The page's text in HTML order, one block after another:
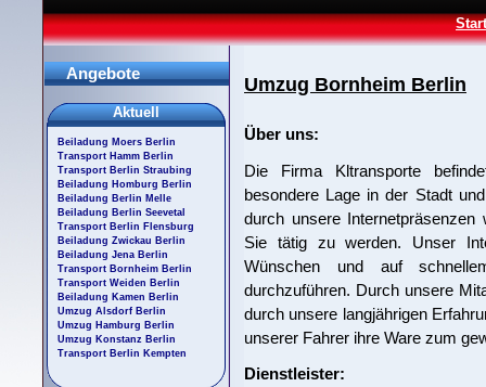
Umzug Bornheim Berlin
Über uns:
Die Firma Kltransporte
besondere Lage in der Stadt
durch unsere
Sie tätig zu werden. Unser
Wünschen und auf
durchzuführen. Durch unsere
durch unsere langjährigen
unserer Fahrer ihre Ware zum
Dienstleister:
Angebote
Aktuell
Beiladung Moers Berlin
Transport Hamm Berlin
Transport Berlin Straubing
Beiladung Homburg Berlin
Beiladung Berlin Melle
Beiladung Berlin Seevetal
Transport Berlin Flensburg
Beiladung Zwickau Berlin
Beiladung Jena Berlin
Transport Bornheim Berlin
Transport Weiden Berlin
Beiladung Kamen Berlin
Umzug Alsdorf Berlin
Umzug Hamburg Berlin
Umzug Konstanz Berlin
Transport Berlin Kempten